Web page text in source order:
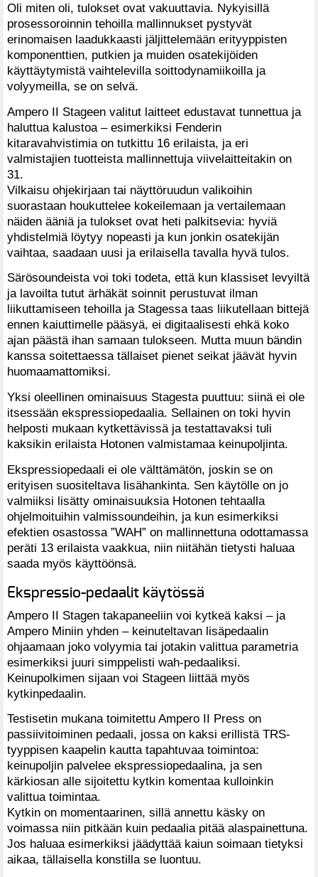
Oli miten oli, tulokset ovat vakuuttavia. Nykyisillä
prosessoroinnin tehoilla mallinnukset pystyvät
erinomaisen laadukkaasti jäljittelemään erityyppisten
komponenttien, putkien ja muiden osatekijöiden
käyttäytymistä vaihtelevilla soittodynamiikoilla ja
volyymeilla, se on selvä.
Ampero II Stageen valitut laitteet edustavat tunnettua ja
haluttua kalustoa – esimerkiksi Fenderin
kitaravahvistimia on tutkittu 16 erilaista, ja eri
valmistajien tuotteista mallinnettuja viivelaitteitakin on
31.
Vilkaisu ohjekirjaan tai näyttöruudun valikoihin
suorastaan houkuttelee kokeilemaan ja vertailemaan
näiden ääniä ja tulokset ovat heti palkitsevia: hyviä
yhdistelmiä löytyy nopeasti ja kun jonkin osatekijän
vaihtaa, saadaan uusi ja erilaisella tavalla hyvä tulos.
Särösoundeista voi toki todeta, että kun klassiset levyiltä
ja lavoilta tutut ärhäkät soinnit perustuvat ilman
liikuttamiseen tehoilla ja Stagessa taas liikutellaan bittejä
ennen kaiuttimelle pääsyä, ei digitaalisesti ehkä koko
ajan päästä ihan samaan tulokseen. Mutta muun bändin
kanssa soitettaessa tällaiset pienet seikat jäävät hyvin
huomaamattomiksi.
Yksi oleellinen ominaisuus Stagesta puuttuu: siinä ei ole
itsessään ekspressiopedaalia. Sellainen on toki hyvin
helposti mukaan kytkettävissä ja testattavaksi tuli
kaksikin erilaista Hotonen valmistamaa keinupoljinta.
Ekspressiopedaali ei ole välttämätön, joskin se on
erityisen suositeltava lisähankinta. Sen käytölle on jo
valmiiksi lisätty ominaisuuksia Hotonen tehtaalla
ohjelmoituihin valmissoundeihin, ja kun esimerkiksi
efektien osastossa ”WAH” on mallinnettuna odottamassa
peräti 13 erilaista vaakkua, niin niitähän tietysti haluaa
saada myös käyttöönsä.
Ekspressio-pedaalit käytössä
Ampero II Stagen takapaneeliin voi kytkeä kaksi – ja
Ampero Miniin yhden – keinuteltavan lisäpedaalin
ohjaamaan joko volyymia tai jotakin valittua parametria
esimerkiksi juuri simppelisti wah-pedaaliksi.
Keinupolkimen sijaan voi Stageen liittää myös
kytkinpedaalin.
Testisetin mukana toimitettu Ampero II Press on
passiivitoiminen pedaali, jossa on kaksi erillistä TRS-
tyyppisen kaapelin kautta tapahtuvaa toimintoa:
keinupoljin palvelee ekspressiopedaalina, ja sen
kärkiosan alle sijoitettu kytkin komentaa kulloinkin
valittua toimintaa.
Kytkin on momentaarinen, sillä annettu käsky on
voimassa niin pitkään kuin pedaalia pitää alaspainettuna.
Jos haluaa esimerkiksi jäädyttää kaiun soimaan tietyksi
aikaa, tällaisella konstilla se luontuu.